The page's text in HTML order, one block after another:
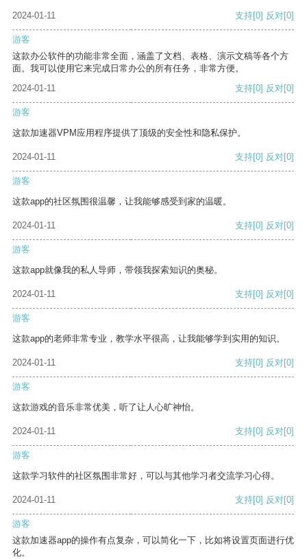
2024-01-11 支持[0] 反对[0]
游客
这款办公软件的功能非常全面，涵盖了文档、表格、演示文稿等各个方
面。我可以使用它来完成日常办公的所有任务，非常方便。
2024-01-11
支持[0] 反对[0]
游客
这款加速器VPM应用程序提供了顶级的安全性和隐私保护。
2024-01-11 支持[0] 反对[0]
游客
这款app的社区氛围很温馨，让我能够感受到家的温暖。
2024-01-11 支持[0] 反对[0]
游客
这款app就像我的私人导师，带领我探索知识的奥秘。
2024-01-11 支持[0] 反对[0]
游客
这款app的老师非常专业，教学水平很高，让我能够学到实用的知识。
2024-01-11 支持[0] 反对[0]
游客
这款游戏的音乐非常优美，听了让人心旷神怡。
2024-01-11 支持[0] 反对[0]
游客
这款学习软件的社区氛围非常好，可以与其他学习者交流学习心得。
2024-01-11 支持[0] 反对[0]
游客
这款加速器app的操作有点复杂，可以简化一下，比如将设置页面进行优
化。